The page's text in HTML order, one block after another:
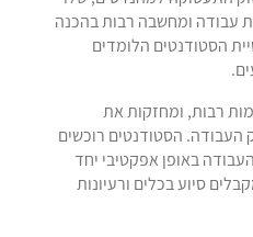
עבודה ומחשבה רבות בהכנה
הסטודנטים הלומדים
רבות, ומחזקות את
העבודה. הסטודנטים רוכשים
באופן אפקטיבי יחד
סיוע בכלים ורעיונות